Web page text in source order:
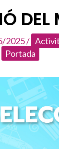
2025/
Portada